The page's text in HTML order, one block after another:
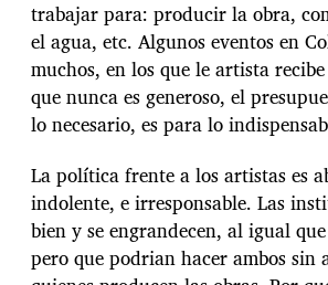
trabajar para: producir la obra,
el agua, etc. Algunos eventos en
muchos, en los que le artista
que nunca es generoso, el
lo necesario, es para lo
La política frente a los artistas es
indolente, e irresponsable. Las
bien y se engrandecen, al igual
pero que podrian hacer ambos sin